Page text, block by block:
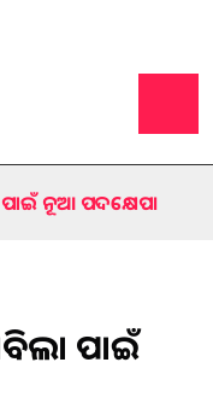
ନୂଆ ପଦକ୍ଷେପ।
ପାଇଁ